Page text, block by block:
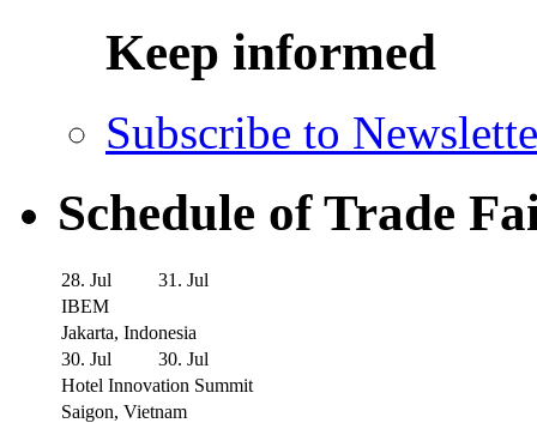
Keep informed
Subscribe to
Schedule of Trade
28. Jul
31. Jul
IBEM
Jakarta, Indonesia
30. Jul
30. Jul
Hotel Innovation Summit
Saigon, Vietnam